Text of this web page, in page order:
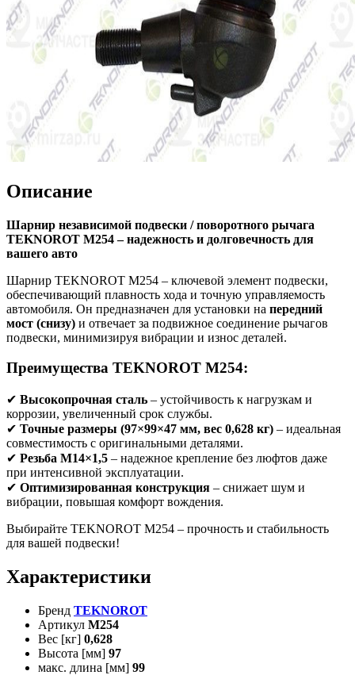
Описание
Шарнир независимой подвески / поворотного рычага
TEKNOROT M254 – надежность и долговечность для
вашего авто
Шарнир TEKNOROT M254 – ключевой элемент подвески,
обеспечивающий плавность хода и точную управляемость
автомобиля. Он предназначен для установки на передний
мост (снизу) и отвечает за подвижное соединение рычагов
подвески, минимизируя вибрации и износ деталей.
Преимущества TEKNOROT M254:
✔ Высокопрочная сталь – устойчивость к нагрузкам и
коррозии, увеличенный срок службы.
✔ Точные размеры (97×99×47 мм, вес 0,628 кг) – идеальная
совместимость с оригинальными деталями.
✔ Резьба M14×1,5 – надежное крепление без люфтов даже
при интенсивной эксплуатации.
✔ Оптимизированная конструкция – снижает шум и
вибрации, повышая комфорт вождения.
Выбирайте TEKNOROT M254 – прочность и стабильность
для вашей подвески!
Характеристики
Бренд TEKNOROT
Артикул M254
Вес [кг] 0,628
Высота [мм] 97
макс. длина [мм] 99